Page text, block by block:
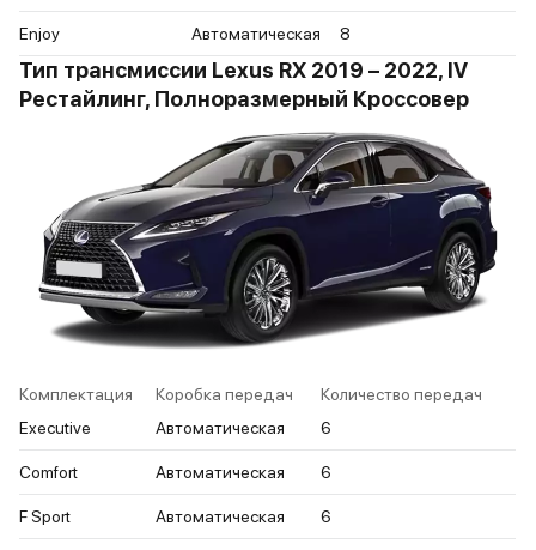
Enjoy Автоматическая 8
Тип трансмиссии Lexus RX 2019 – 2022, IV
Рестайлинг, Полноразмерный Кроссовер
Комплектация Коробка передач
Количество передач
Executive
Автоматическая 6
Comfort Автоматическая 6
F Sport Автоматическая 6